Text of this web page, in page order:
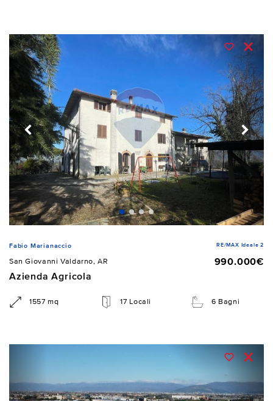
Fabio Marianaccio RE/MAX Ideale 2
San Giovanni Valdarno, AR
990.000€
Azienda Agricola
1557 mq 17 Locali 6 Bagni